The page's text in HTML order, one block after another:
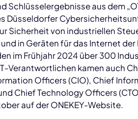
Schlüsselergebnisse aus dem
Düsseldorfer
Sicherheit von industriellen
in Geräten für das Internet
im Frühjahr 2024 über 300
Verantwortlichen kamen auch
Officers (CIO), Chief
Chief Technology Officers
auf der ONEKEY-Website.